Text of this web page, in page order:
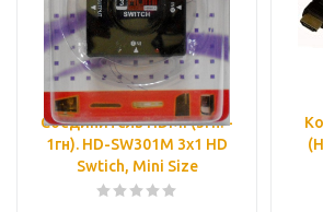
Соединитель HDMI (3гн. -
1гн). HD-SW301M 3x1 HD
Swtich, Mini Size